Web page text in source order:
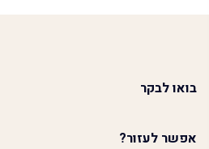
בואו לבקר
אפשר לעזור?